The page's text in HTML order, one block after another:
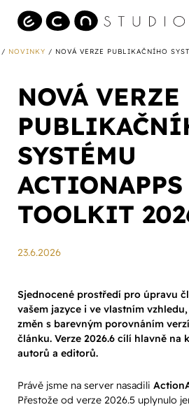
/ NOVINKY / NOVÁ VERZE PUBLIKAČNÍHO
NOVÁ VERZE
SYSTÉMU
ACTIONAPPS
TOOLKIT
23.6.2026
Sjednocené prostředí pro úpravu
vašem jazyce i ve vlastním
změn s barevným porovnáním
článku. Verze 2026.6 cílí hlavně na
autorů a editorů.
Právě jsme na server nasadili
Přestože od verze 2026.5 uplynulo